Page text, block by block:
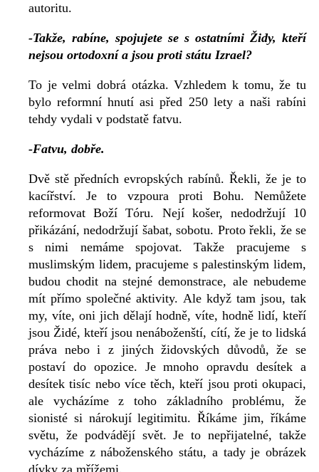
autoritu.
-Takže, rabíne, spojujete se s ostatními Židy, kteří
nejsou ortodoxní a jsou proti státu Izrael?
To je velmi dobrá otázka. Vzhledem k tomu, že tu
bylo reformní hnutí asi před 250 lety a naši rabíni
tehdy vydali v podstatě fatvu.
-Fatvu, dobře.
Dvě stě předních evropských rabínů. Řekli, že je to
kacířství. Je to vzpoura proti Bohu. Nemůžete
reformovat Boží Tóru. Nejí košer, nedodržují 10
přikázání, nedodržují šabat, sobotu. Proto řekli, že se
s nimi nemáme spojovat. Takže pracujeme s
muslimským lidem, pracujeme s palestinským lidem,
budou chodit na stejné demonstrace, ale nebudeme
mít přímo společné aktivity. Ale když tam jsou, tak
my, víte, oni jich dělají hodně, víte, hodně lidí, kteří
jsou Židé, kteří jsou nenáboženští, cítí, že je to lidská
práva nebo i z jiných židovských důvodů, že se
postaví do opozice. Je mnoho opravdu desítek a
desítek tisíc nebo více těch, kteří jsou proti okupaci,
ale vycházíme z toho základního problému, že
sionisté si nárokují legitimitu. Říkáme jim, říkáme
světu, že podvádějí svět. Je to nepřijatelné, takže
vycházíme z náboženského státu, a tady je obrázek